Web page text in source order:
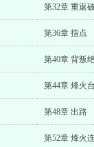
第32章 重返
第36章 指点
第40章 背叛
第44章 烽火
第48章 出路
第52章 烽火